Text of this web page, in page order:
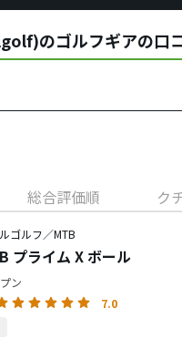
のゴルフギアの口
総合評価順 ク
ゴルフ／MTB
プライム X ボール
ン
7.0